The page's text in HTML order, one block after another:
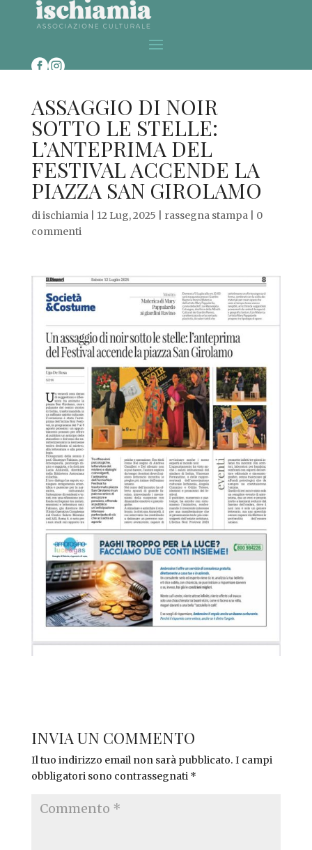

ASSAGGIO DI NOIR
SOTTO LE STELLE:
L’ANTEPRIMA DEL
FESTIVAL ACCENDE LA
PIAZZA SAN GIROLAMO
diischiamia| 12 Lug, 2025 rassegna stampa| 0
commenti
INVIA UN COMMENTO
Il tuo indirizzo email non sarà pubblicato. I campi
obbligatori sono contrassegnati *